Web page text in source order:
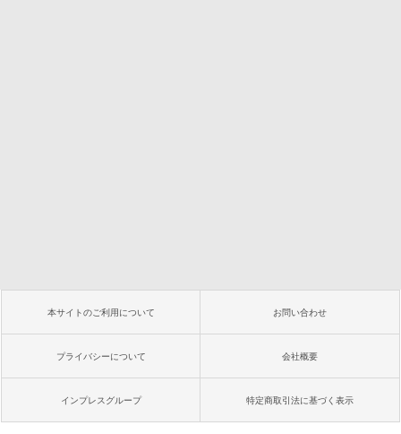
本サイトのご利用について お問い合わせ
プライバシーについて 会社概要
インプレスグループ 特定商取引法に基づく表示